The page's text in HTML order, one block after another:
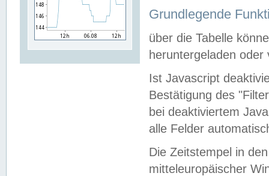
Grundlegende
über die Tabelle
heruntergeladen oder
Ist Javascript
Bestätigung des
bei deaktiviertem
alle Felder
Die Zeitstempel in
mitteleuropäischer